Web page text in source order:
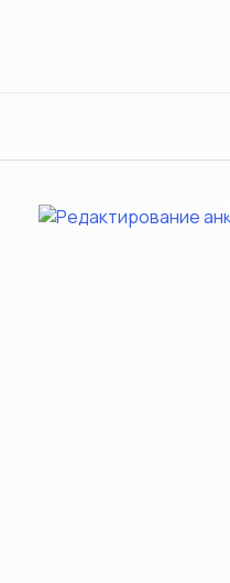
Previous